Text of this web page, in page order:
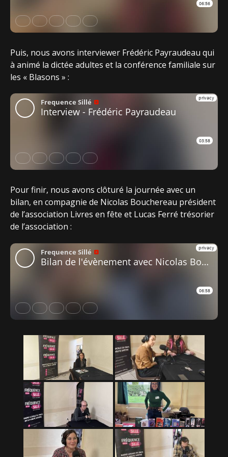
Puis, nous avons interviewer Frédéric Payraudeau qui
à animé la dictée adultes et la conférence familiale sur
les « Blasons » :
Pour finir, nous avons clôturé la journée avec un
bilan, en compagnie de Nicolas Bouchereau président
de l’association Livres en fête et Lucas Ferré trésorier
de l’association :